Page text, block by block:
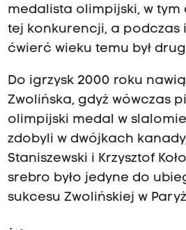
medalista olimpijski, w tym
tej konkurencji, a podczas
ćwierć wieku temu był
Do igrzysk 2000 roku
Zwolińska, gdyż wówczas
olimpijski medal w
zdobyli w dwójkach
Staniszewski i Krzysztof
srebro było jedyne do
sukcesu Zwolińskiej w